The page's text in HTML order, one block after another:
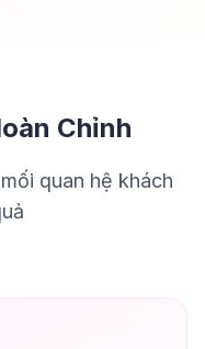
Chỉnh
quan hệ khách